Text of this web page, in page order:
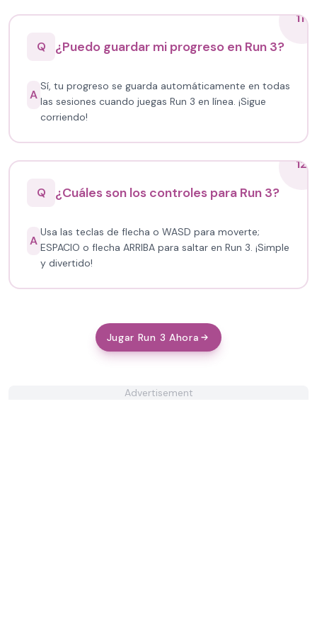
11
Q
¿Puedo guardar mi progreso en Run 3?
A
Sí, tu progreso se guarda automáticamente en todas
las sesiones cuando juegas Run 3 en línea. ¡Sigue
corriendo!
12
Q
¿Cuáles son los controles para Run 3?
A
Usa las teclas de flecha o WASD para moverte;
ESPACIO o flecha ARRIBA para saltar en Run 3. ¡Simple
y divertido!
Jugar Run 3 Ahora
Advertisement